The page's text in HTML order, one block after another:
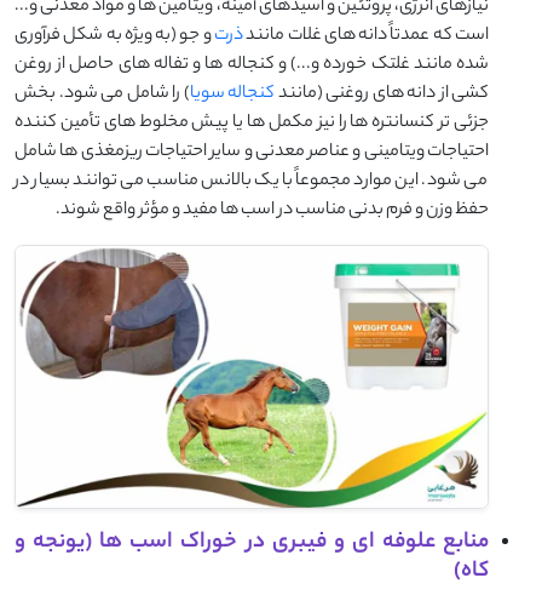
نیازهای انرژی، پروتئین و اسیدهای آمینه، ویتامین ها و مواد معدنی و...
است که عمدتاً دانه های غلات مانندذرتو جو (به ویژه به شکل فرآوری
شده مانند غلتک خورده و...) و کنجاله ها و تفاله های حاصل از روغن
کشی از دانه های روغنی (مانندکنجاله سویا) را شامل می شود. بخش
جزئی تر کنسانتره ها را نیز مکمل ها یا پیش مخلوط های تأمین کننده
احتیاجات ویتامینی و عناصر معدنی و سایر احتیاجات ریزمغذی ها شامل
می شود. این موارد مجموعاً با یک بالانس مناسب می توانند بسیار در
حفظ وزن و فرم بدنی مناسب در اسب ها مفید و مؤثر واقع شوند.
منابع علوفه ای و فیبری در خوراک اسب ها (یونجه و
کاه)